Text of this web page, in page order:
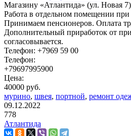
Магазину «Атлантида» (ул. Новая
Работа в отдельном помещении при
Принимаем пенсионеров. Оплата
Дополнительный приработок от
согласовывается.
Телефон: +7969 59 00
Телефон:
+79697995900
Цена:
40000 руб.
мурино, швея, портной, ремонт
09.12.2022
778
Атлантида